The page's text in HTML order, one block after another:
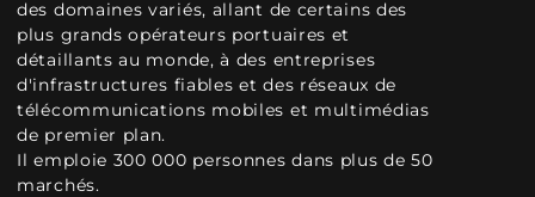
des domaines variés, allant de certains des
plus grands opérateurs portuaires et
détaillants au monde, à des entreprises
d'infrastructures fiables et des réseaux de
télécommunications mobiles et multimédias
de premier plan.
Il emploie 300 000 personnes dans plus de 50
marchés.